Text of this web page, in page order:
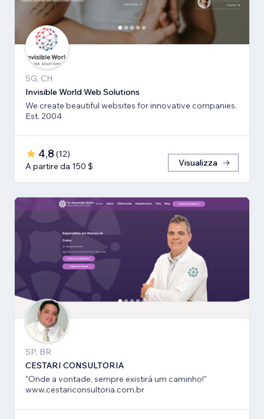
SG, CH
Invisible World Web Solutions
We create beautiful websites for innovative companies.
Est. 2004
4,8 (12)
A partire da 150 $
Visualizza
SP, BR
CESTARI CONSULTORIA
"Onde a vontade, sempre existirá um caminho!"
www.cestariconsultoria.com.br